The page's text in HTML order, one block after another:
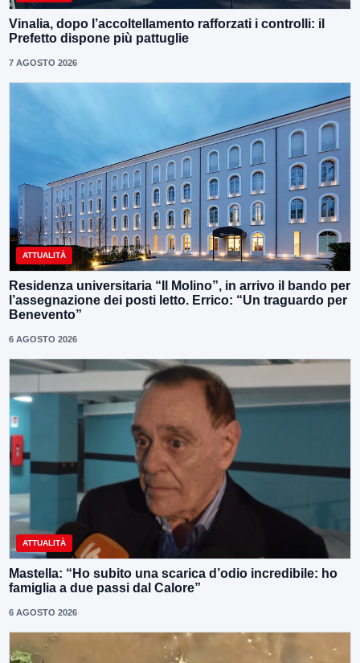
Vinalia, dopo l’accoltellamento rafforzati i controlli: il
Prefetto dispone più pattuglie
7 AGOSTO 2026
ATTUALITÀ
Residenza universitaria “Il Molino”, in arrivo il bando per
l’assegnazione dei posti letto. Errico: “Un traguardo per
Benevento”
6 AGOSTO 2026
ATTUALITÀ
Mastella: “Ho subito una scarica d’odio incredibile: ho
famiglia a due passi dal Calore”
6 AGOSTO 2026